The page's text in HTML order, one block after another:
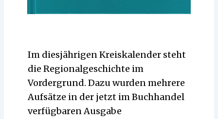
Im diesjährigen Kreiskalender steht
die Regionalgeschichte im
Vordergrund. Dazu wurden mehrere
Aufsätze in der jetzt im Buchhandel
verfügbaren Ausgabe